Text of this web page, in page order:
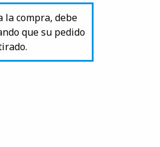
la compra, debe
que su pedido